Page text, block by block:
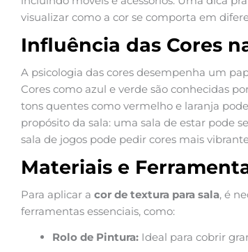
visualizar como a cor se comporta em
Influência das Cores
A psicologia das cores desempenha um
Cores como azul e verde são conhecidas
tons quentes como vermelho e laranja
propósito da sala: uma sala de estar pode
sala de jogos pode pedir cores mais
Materiais e
Para aplicar a cor de textura para sala, é
ferramentas essenciais, como:
Rolo de Pintura: Ideal para cobrir